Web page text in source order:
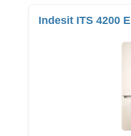
Indesit ITS 4200 E